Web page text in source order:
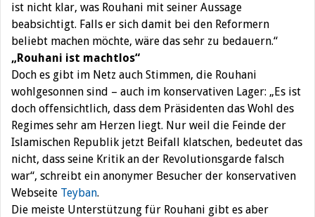
ist nicht klar, was Rouhani mit seiner Aussage
beabsichtigt. Falls er sich damit bei den Reformern
beliebt machen möchte, wäre das sehr zu bedauern.“
„Rouhani ist machtlos“
Doch es gibt im Netz auch Stimmen, die Rouhani
wohlgesonnen sind – auch im konservativen Lager: „Es ist
doch offensichtlich, dass dem Präsidenten das Wohl des
Regimes sehr am Herzen liegt. Nur weil die Feinde der
Islamischen Republik jetzt Beifall klatschen, bedeutet das
nicht, dass seine Kritik an der Revolutionsgarde falsch
war“, schreibt ein anonymer Besucher der konservativen
Webseite Teyban.
Die meiste Unterstützung für Rouhani gibt es aber